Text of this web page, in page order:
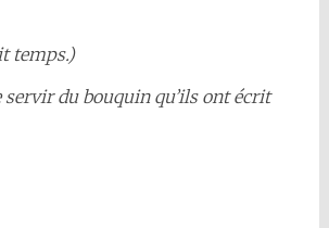
temps.)
servir du bouquin qu’ils ont écrit